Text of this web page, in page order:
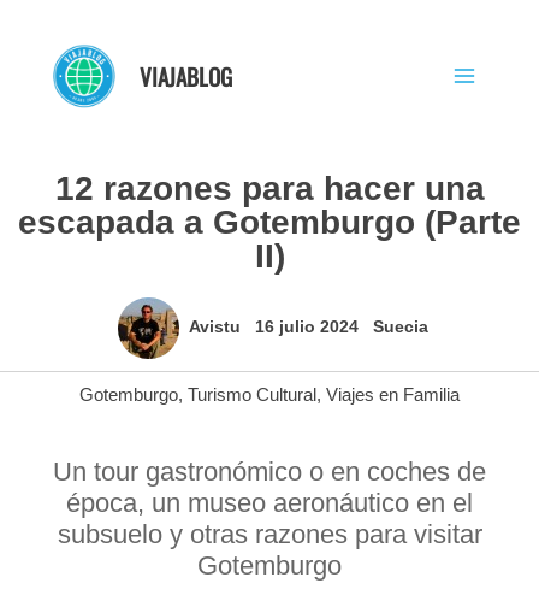
contenido
VIAJABLOG
12 razones para hacer una
escapada a Gotemburgo (Parte
II)
Avistu 16 julio 2024 Suecia
Gotemburgo, Turismo Cultural, Viajes en Familia
Un tour gastronómico o en coches de
época, un museo aeronáutico en el
subsuelo y otras razones para visitar
Gotemburgo